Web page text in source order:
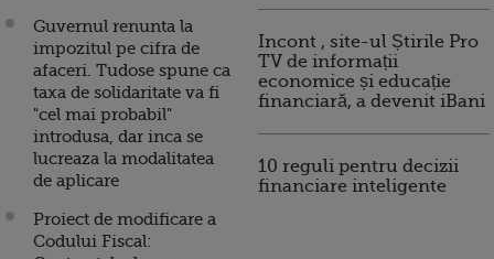
Guvernul renunta la
impozitul pe cifra de
afaceri. Tudose spune ca
taxa de solidaritate va fi
"cel mai probabil"
introdusa, dar inca se
lucreaza la modalitatea
de aplicare
Proiect de modificare a
Codului Fiscal:
Incont , site-ul Știrile Pro
TV de informații
economice și educație
financiară, a devenit iBani
10 reguli pentru decizii
financiare inteligente